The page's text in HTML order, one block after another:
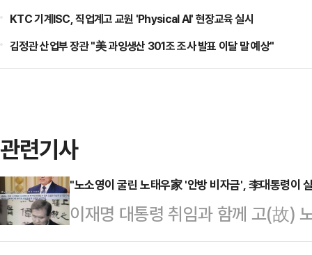
KTC 기계ISC, 직업계고 교원 'Physical AI' 현장교육 실시
김정관 산업부 장관 "美 과잉생산 301조 조사 발표 이달 말 예상"
관련기사
"노소영이 굴린 노태우家 '안방 비자금', 李대통령이
이재명 대통령 취임과 함께 고(故)
을 조사하고 환수해야 한다는 목소